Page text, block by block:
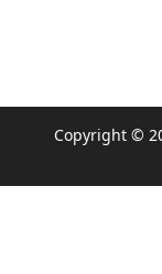
Copyright ©